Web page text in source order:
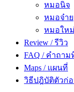
หมอนิจ
หมอจ๋าย
หมอใหม่
Review / รีวิว
FAQ / คำถา
Maps / แผนที่
วิธีปฎิบัติตัวก่